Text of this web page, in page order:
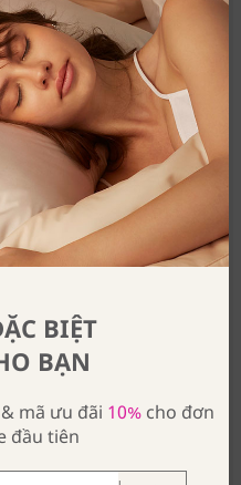
BIỆT
BẠN
mã ưu đãi 10%cho đơn
đầu tiên